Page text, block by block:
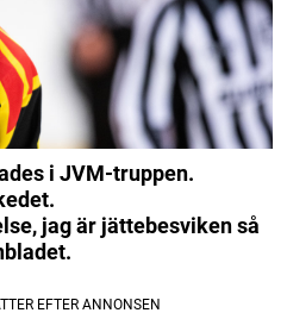
i JVM-truppen.
jag är jättebesviken så